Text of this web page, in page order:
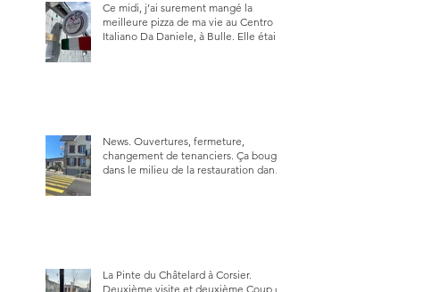
Ce midi, j’ai surement mangé la
meilleure pizza de ma vie au Centro
Italiano Da Daniele, à Bulle. Elle était
News. Ouvertures, fermeture,
changement de tenanciers. Ça bouge
dans le milieu de la restauration dans
La Pinte du Châtelard à Corsier.
Deuxième visite et deuxième Coup de